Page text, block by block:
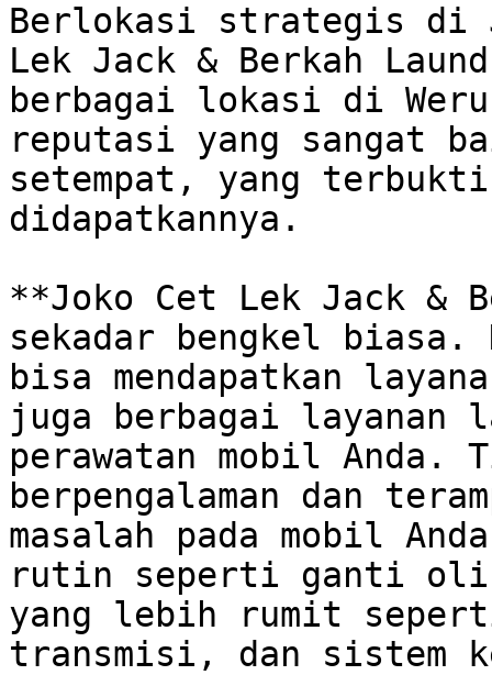
Berlokasi strategis di
Lek Jack & Berkah
berbagai lokasi di
reputasi yang sangat
setempat, yang
didapatkannya.
**Joko Cet Lek Jack &
sekadar bengkel
bisa mendapatkan
juga berbagai layanan
perawatan mobil Anda.
berpengalaman dan
masalah pada mobil
rutin seperti ganti oli,
yang lebih rumit
transmisi, dan